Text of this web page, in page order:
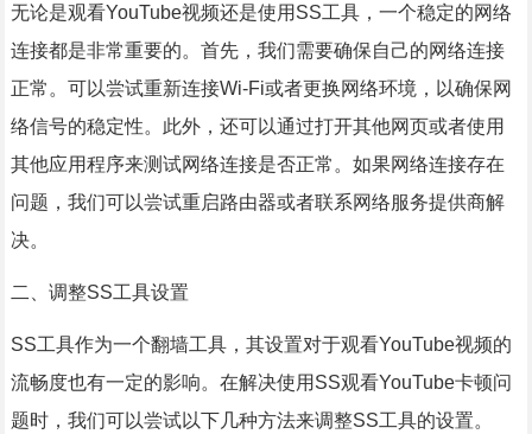
无论是观看YouTube视频还是使用SS工具，一个稳定的网络
连接都是非常重要的。首先，我们需要确保自己的网络连接
正常。可以尝试重新连接Wi-Fi或者更换网络环境，以确保网
络信号的稳定性。此外，还可以通过打开其他网页或者使用
其他应用程序来测试网络连接是否正常。如果网络连接存在
问题，我们可以尝试重启路由器或者联系网络服务提供商解
决。
二、调整SS工具设置
SS工具作为一个翻墙工具，其设置对于观看YouTube视频的
流畅度也有一定的影响。在解决使用SS观看YouTube卡顿问
题时，我们可以尝试以下几种方法来调整SS工具的设置。